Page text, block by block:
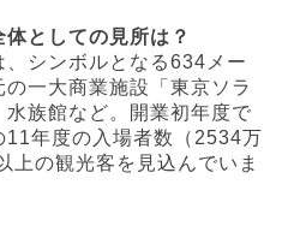
としての見所は？
シンボルとなる634メー
の一大商業施設「東京ソラ
族館など。開業初年度で
年度の入場者数（2534万
上の観光客を見込んでいま